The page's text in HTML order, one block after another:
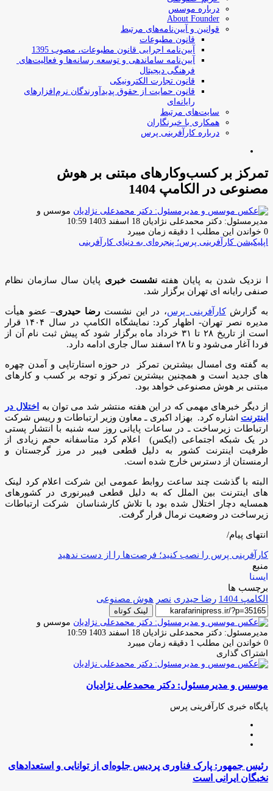
درباره موسس
About Founder
قوانین و آیین‌نامه‌های مرتبط
‌قانون مطبوعات
آیین‌نامه اجرایی قانون مطبوعات، مصوب 1395
آیین‌نامه سامان­دهی و توسعه رسانه­‌ها و فعالیت‌­های
فرهنگی دیجیتال
قانون تجارت الکترونیکی
قانون حمایت از حقوق پدیدآورندگان نرم‌افزارهای
رایانه‌ای
سایت‌های مرتبط
همکاری با خبرنگاران
درباره کارآفرینی پرس
تمرکز بر کسب‌وکارهای مبتنی بر هوش
مصنوعی در الکامپ 1404
موسس و
مدیرمسئول: دکتر محمدعلی نژادیان ارسال
ایمیل
18 اسفند 1403 10:59
0 خواندن این مطلب 1 دقیقه زمان میبرد
اپلیکیشن کارآفرینی پرس؛ پنجره‌ای به دنیای کارآفرینی
ا نزدیک شدن به پایان هفته نشست خبری پایان سال سازمان نظام
صنفی رایانه ای تهران برگزار شد.
به گزارشکارآفرینی پرس، در این نشست رضا حیدری– عضو هیأت
مدیره نصر تهران- اظهار کرد: نمایشگاه الکامپ در سال ۱۴۰۴ قرار
است از تاریخ ۲۸ تا ۳۱ خرداد ماه برگزار شود که پیش ثبت نام آن از
فردا آغار می‌شود و تا ۲۸ اسفند سال جاری ادامه دارد.
به گفته وی امسال بیشترین تمرکز در حوزه استارتاپی و آمدن چهره
های جدید است و همچنین بیشترین تمرکز و توجه بر کسب و کارهای
مبتنی بر هوش مصنوعی خواهد بود.
از دیگر خبرهای مهمی که در این هفته منتشر شد می توان به
اختلال در
اینترنت اشاره کرد. بهزاد اکبری ـ معاون وزیر ارتباطات و رییس شرکت
ارتباطات زیرساخت ـ در ساعات پایانی روز سه شنبه با انتشار پستی
در یک شبکه اجتماعی (ایکس) اعلام کرد متاسفانه حجم زیادی از
ظرفیت اینترنت کشور به دلیل قطعی فیبر در مرز گرجستان و
ارمنستان از دسترس خارج شده است.
البته با گذشت چند ساعت روابط عمومی این شرکت اعلام کرد لینک
های اینترنت بین الملل که به دلیل قطعی فیبرنوری در کشورهای
همسایه دچار اختلال شده بود با تلاش کارشناسان شرکت ارتباطات
زیرساخت در وضعیت نرمال قرار گرفت.
انتهای پیام/
کارآفرینی پرس را نصب کنید؛ فرصت‌ها را از دست ندهید
منبع
ایسنا
برچسب ها
الکامپ 1404
رضا حیدری نصر هوش مصنوعی
لینک کوتاه
موسس و
مدیرمسئول: دکتر محمدعلی نژادیان ارسال
ایمیل
18 اسفند 1403 10:59
0 خواندن این مطلب 1 دقیقه زمان میبرد
اشتراک گذاری
فیس
توئیتر
لینکدین
واتس
تلگرام
اشتراک
از
ایمیل
چاپ
موسس و مدیرمسئول: دکتر محمدعلی نژادیان
پایگاه خبری کارآفرینی پرس
رئیس
جمهور:
پارک
رئیس جمهور: پارک فناوری پردیس جلوه‌ای از توانایی و استعدادهای
نخبگان ایرانی است